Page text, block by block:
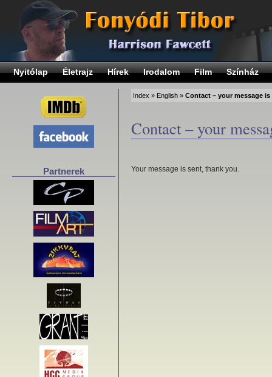
Nyitólap Életrajz Hírek Irodalom Film Színház
Partnerek
Index » English » Contact – your message is
Contact – your
Your message is sent, thank you.